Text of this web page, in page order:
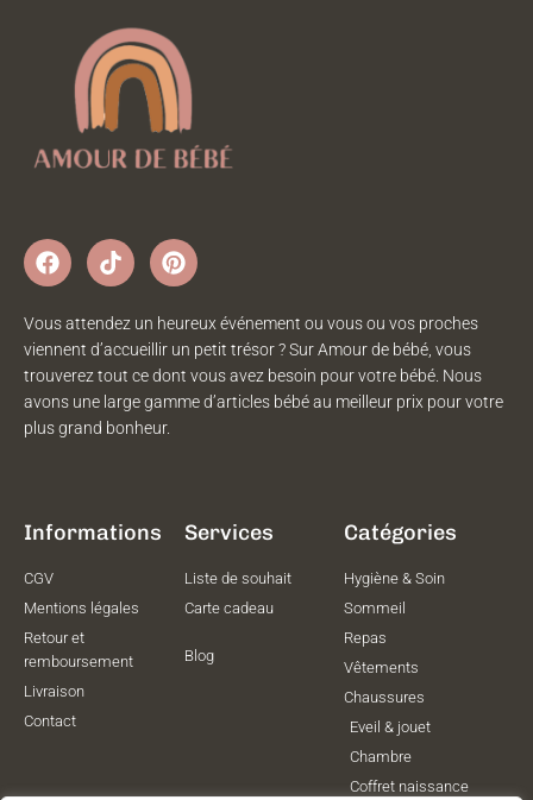
Vous attendez un heureux événement ou vous ou vos proches
viennent d’accueillir un petit trésor ? Sur Amour de bébé, vous
trouverez tout ce dont vous avez besoin pour votre bébé. Nous
avons une large gamme d’articles bébé au meilleur prix pour votre
plus grand bonheur.
Informations
CGV
Mentions légales
Retour et
remboursement
Livraison
Contact
Services
Liste de souhait
Carte cadeau
Blog
Catégories
Hygiène & Soin
Sommeil
Repas
Vêtements
Chaussures
Eveil & jouet
Chambre
Coffret naissance